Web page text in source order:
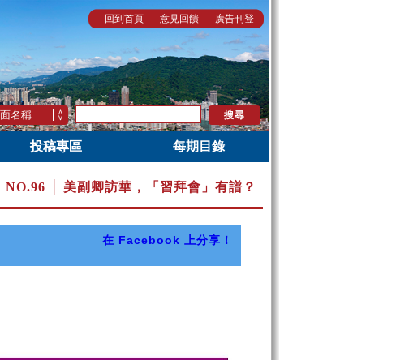
回到首頁 意見回饋 廣告刊登
投稿專區 每期目錄
NO.96 │ 美副卿訪華，「習拜會」有譜？
在 Facebook 上分享！